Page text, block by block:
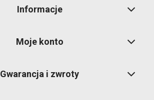
Informacje
Moje konto
Gwarancja i zwroty